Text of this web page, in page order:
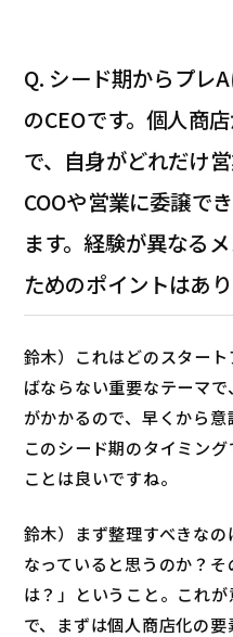
Q. シード期からプレ
のCEOです。個人商
で、自身がどれだけ
COOや営業に委譲で
ます。経験が異なる
ためのポイントはあ
鈴木）これはどのスター
ばならない重要なテーマ
がかかるので、早くから意
このシード期のタイミン
ことは良いですね。
鈴木）まず整理すべきな
なっていると思うのか？
は？」ということ。これ
で、まずは個人商店化の